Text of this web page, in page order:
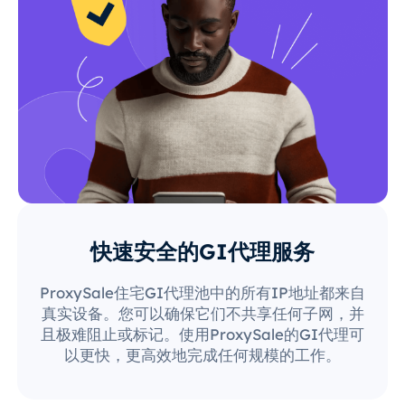
快速安全的GI代理服务
ProxySale住宅GI代理池中的所有IP地址都来自
真实设备。您可以确保它们不共享任何子网，并
且极难阻止或标记。使用ProxySale的GI代理可
以更快，更高效地完成任何规模的工作。